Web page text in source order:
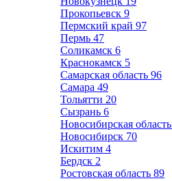
Прокопьевск 9
Пермский край 97
Пермь 47
Соликамск 6
Краснокамск 5
Самарская область 96
Самара 49
Тольятти 20
Сызрань 6
Новосибирская область
Новосибирск 70
Искитим 4
Бердск 2
Ростовская область 89